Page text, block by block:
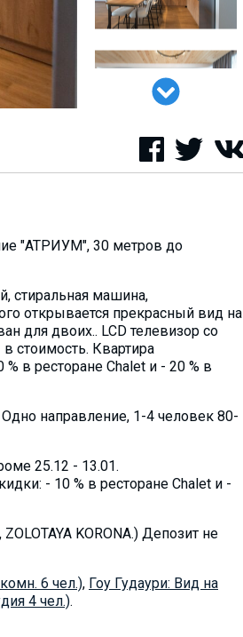
"АТРИУМ", 30 метров до
стиральная машина,
открывается прекрасный вид на
для двоих.. LCD телевизор со
стоимость. Квартира
в ресторане Chalet и - 20 % в
направление, 1-4 человек 80-
25.12 - 13.01.
- 10 % в ресторане Chalet и -
KORONA.) Депозит не
6 чел.), Гоу Гудаури: Вид на
4 чел.).